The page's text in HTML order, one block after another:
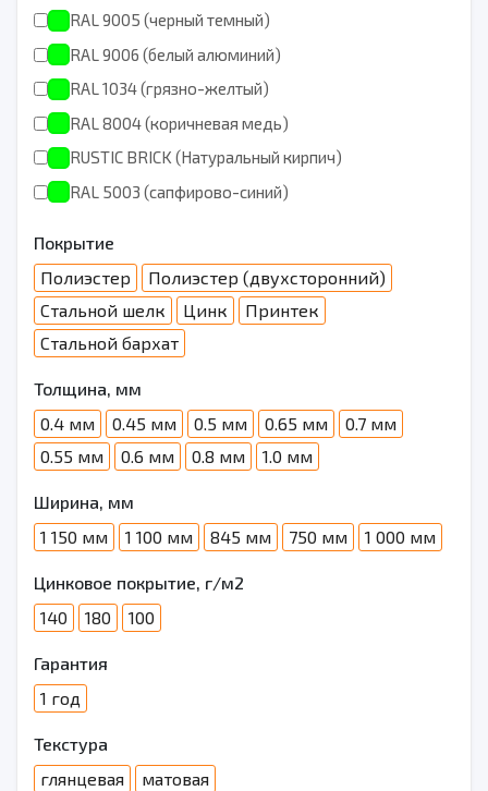
RAL 9005 (черный темный)
RAL 9006 (белый алюминий)
RAL 1034 (грязно-желтый)
RAL 8004 (коричневая медь)
RUSTIC BRICK (Натуральный кирпич)
RAL 5003 (сапфирово-синий)
Покрытие
Полиэстер
Полиэстер (двухсторонний)
Стальной шелк
Цинк
Принтек
Стальной бархат
Толщина, мм
0.4 мм
0.45 мм 0.5 мм 0.65 мм
0.7 мм
0.55 мм
0.6 мм 0.8 мм 1.0 мм
Ширина, мм
1 150 мм
1 100 мм 845 мм 750 мм 1 000 мм
Цинковое покрытие, г/м2
140
180 100
Гарантия
1 год
Текстура
глянцевая
матовая